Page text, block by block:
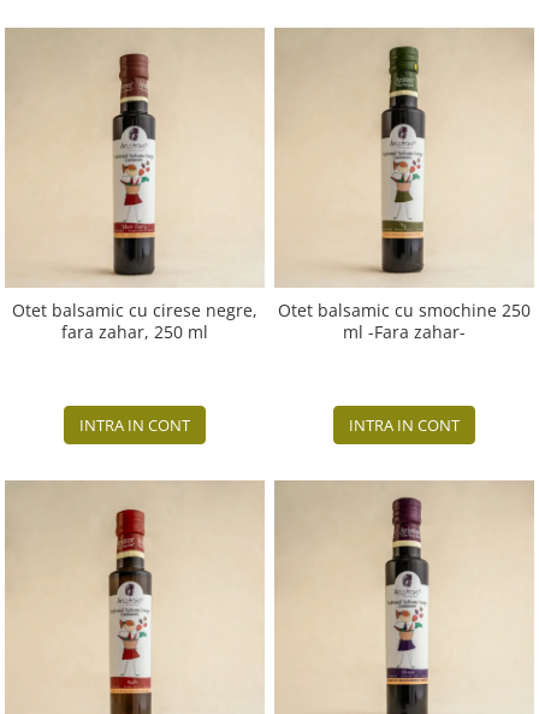
Otet balsamic cu cirese negre,
fara zahar, 250 ml
INTRA IN CONT
Otet balsamic cu smochine 250
ml -Fara zahar-
INTRA IN CONT